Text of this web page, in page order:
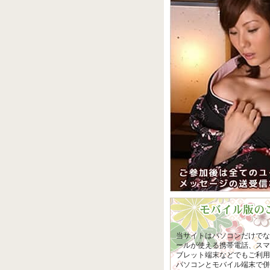
当サイトはパソコンだけで
ールが使える携帯電話、ス
ブレット端末などでもご利
パソコンとモバイル端末で